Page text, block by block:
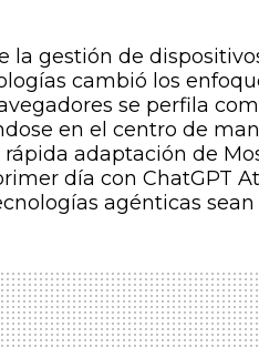
la gestión de
cambió los
se perfila
en el centro de
adaptación de
día con ChatGPT
agénticas sean